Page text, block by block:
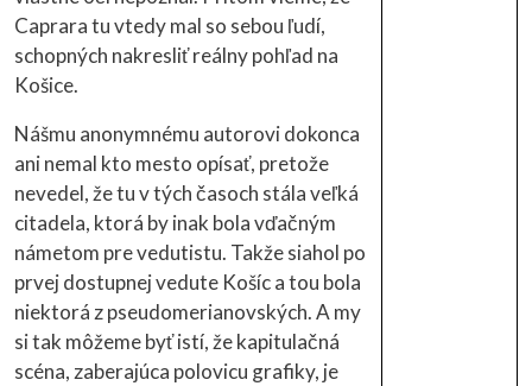
Caprara tu vtedy mal so sebou ľudí,
schopných nakresliť reálny pohľad na
Košice.
Nášmu anonymnému autorovi dokonca
ani nemal kto mesto opísať, pretože
nevedel, že tu v tých časoch stála veľká
citadela, ktorá by inak bola vďačným
námetom pre vedutistu. Takže siahol po
prvej dostupnej vedute Košíc a tou bola
niektorá z pseudomerianovských. A my
si tak môžeme byť istí, že kapitulačná
scéna, zaberajúca polovicu grafiky, je